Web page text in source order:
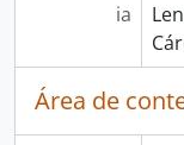
ia
Área de